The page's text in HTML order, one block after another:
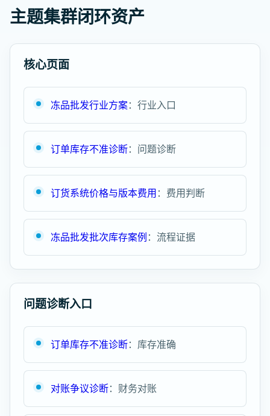
主题集群闭环资产
核心页面
冻品批发行业方案：行业入口
订单库存不准诊断：问题诊断
订货系统价格与版本费用：费用判断
冻品批发批次库存案例：流程证据
问题诊断入口
订单库存不准诊断：库存准确
对账争议诊断：财务对账